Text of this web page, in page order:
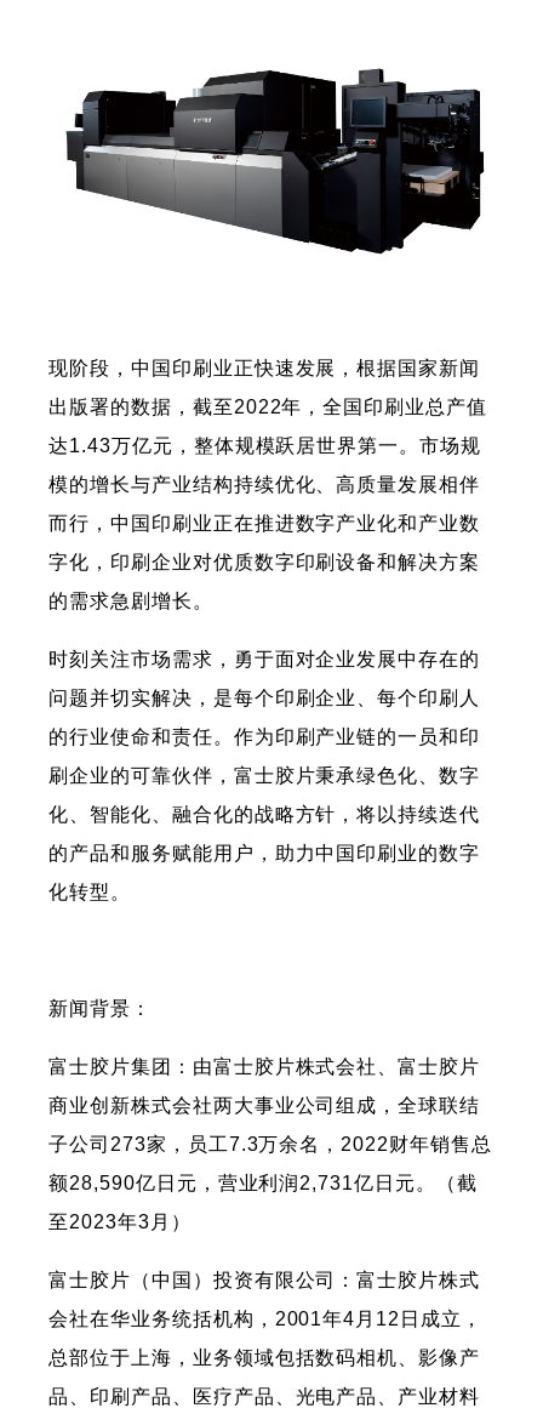
现阶段，中国印刷业正快速发展，根据国家新闻
出版署的数据，截至2022年，全国印刷业总产值
达1.43万亿元，整体规模跃居世界第一。市场规
模的增长与产业结构持续优化、高质量发展相伴
而行，中国印刷业正在推进数字产业化和产业数
字化，印刷企业对优质数字印刷设备和解决方案
的需求急剧增长。
时刻关注市场需求，勇于面对企业发展中存在的
问题并切实解决，是每个印刷企业、每个印刷人
的行业使命和责任。作为印刷产业链的一员和印
刷企业的可靠伙伴，富士胶片秉承绿色化、数字
化、智能化、融合化的战略方针，将以持续迭代
的产品和服务赋能用户，助力中国印刷业的数字
化转型。
新闻背景：
富士胶片集团：由富士胶片株式会社、富士胶片
商业创新株式会社两大事业公司组成，全球联结
子公司273家，员工7.3万余名，2022财年销售总
额28,590亿日元，营业利润2,731亿日元。（截
至2023年3月）
富士胶片（中国）投资有限公司：富士胶片株式
会社在华业务统括机构，2001年4月12日成立，
总部位于上海，业务领域包括数码相机、影像产
品、印刷产品、医疗产品、光电产品、产业材料